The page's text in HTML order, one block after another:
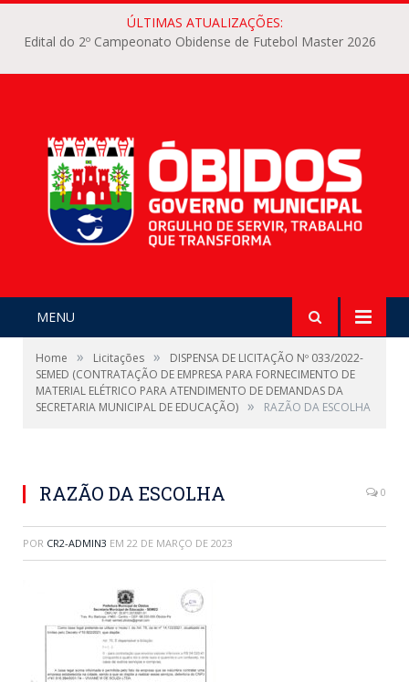
ÚLTIMAS ATUALIZAÇÕES:
Edital do 2º Campeonato Obidense de Futebol Master 2026
MENU
Home » Licitações »
DISPENSA DE LICITAÇÃO Nº 033/2022-
SEMED (CONTRATAÇÃO DE EMPRESA PARA FORNECIMENTO DE
MATERIAL ELÉTRICO PARA ATENDIMENTO DE DEMANDAS DA
SECRETARIA MUNICIPAL DE EDUCAÇÃO) » RAZÃO DA ESCOLHA
RAZÃO DA ESCOLHA 0
POR CR2-ADMIN3 EM 22 DE MARÇO DE 2023